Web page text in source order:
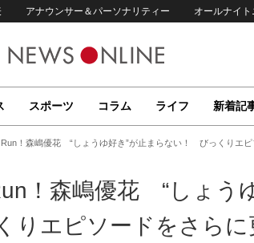
アナウンサー＆パーソナリティー オールナイト
スポーツ コラム ライフ 新着記
Run！森嶋優花 “しょうゆ好き”が止まらない！ びっくりエピ
！森嶋優花 “しょう
エピソードをさらに